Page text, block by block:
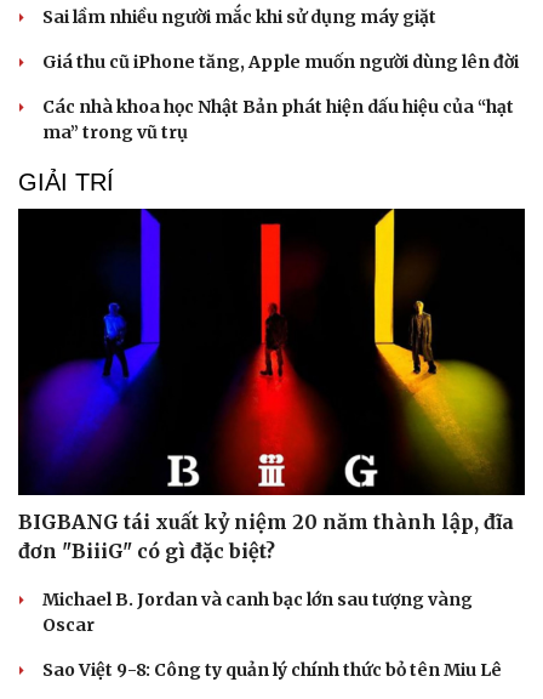
Giải trí
Sai lầm nhiều người mắc khi sử dụng máy giặt
Giá thu cũ iPhone tăng, Apple muốn người dùng lên đời
Các nhà khoa học Nhật Bản phát hiện dấu hiệu của “hạt
ma” trong vũ trụ
GIẢI TRÍ
BIGBANG tái xuất kỷ niệm 20 năm thành lập, đĩa
đơn "BiiiG" có gì đặc biệt?
Michael B. Jordan và canh bạc lớn sau tượng vàng
Oscar
Sao Việt 9-8: Công ty quản lý chính thức bỏ tên Miu Lê